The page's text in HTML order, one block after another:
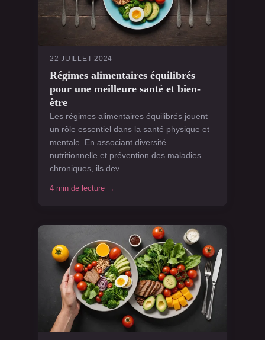
22 JUILLET 2024
Régimes alimentaires équilibrés
pour une meilleure santé et bien-
être
Les régimes alimentaires équilibrés jouent
un rôle essentiel dans la santé physique et
mentale. En associant diversité
nutritionnelle et prévention des maladies
chroniques, ils dev...
4 min de lecture →